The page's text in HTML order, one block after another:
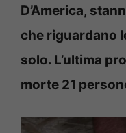
D’America,
che riguardano
solo. L’ultima
morte 21